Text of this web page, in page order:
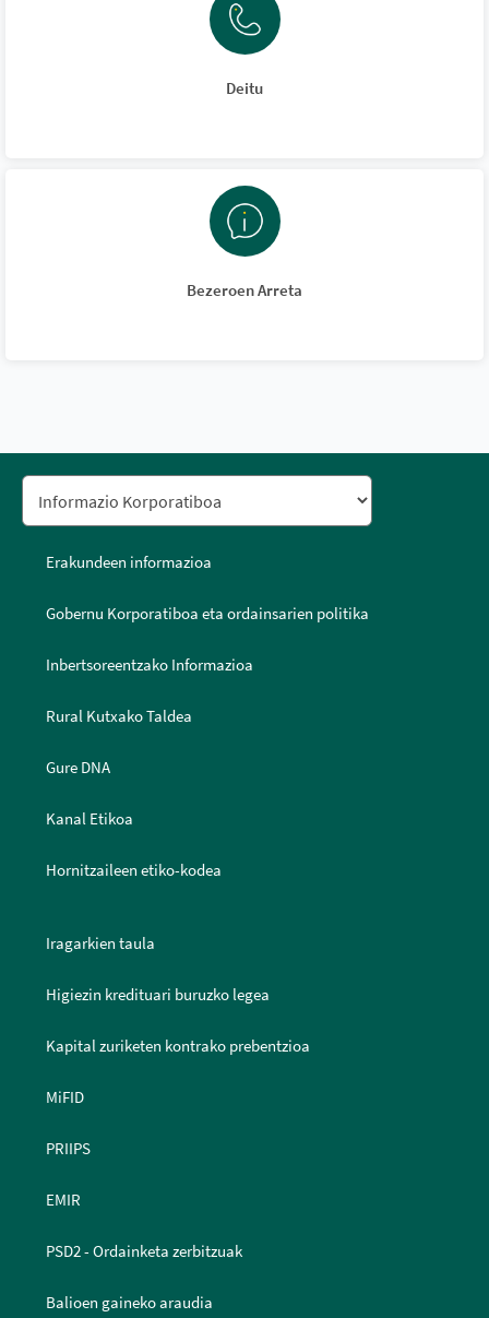
Deitu
Bezeroen Arreta
Erakundeen informazioa
Gobernu Korporatiboa eta ordainsarien politika
Inbertsoreentzako Informazioa
Rural Kutxako Taldea
Gure DNA
Kanal Etikoa
Hornitzaileen etiko-kodea
Iragarkien taula
Higiezin kredituari buruzko legea
Kapital zuriketen kontrako prebentzioa
MiFID
PRIIPS
EMIR
PSD2 - Ordainketa zerbitzuak
Balioen gaineko araudia